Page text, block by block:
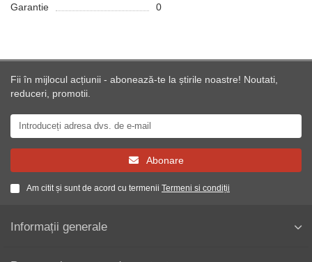
Garantie 0
Fii în mijlocul acțiunii - abonează-te la știrile noastre! Noutati,
reduceri, promotii.
Abonare
Am citit și sunt de acord cu termenii Termeni si condiții
Informații generale